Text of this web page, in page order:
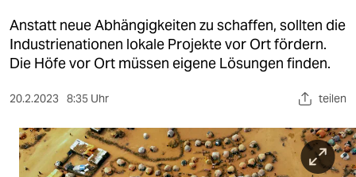
kultur
sport
berlin
nord
wahrheit
Anstatt neue Abhängigkeiten zu schaffen, sollten die
Industrienationen lokale Projekte vor Ort fördern.
Die Höfe vor Ort müssen eigene Lösungen finden.
20.2.2023 8:35 Uhr teilen